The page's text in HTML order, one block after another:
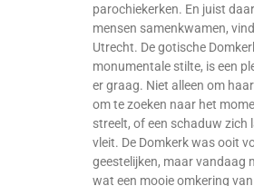
parochiekerken. En juist
mensen samenkwamen,
Utrecht. De gotische
monumentale stilte, is een
er graag. Niet alleen om
om te zoeken naar het
streelt, of een schaduw zich
vleit. De Domkerk was ooit
geestelijken, maar vandaag
wat een mooie omkering